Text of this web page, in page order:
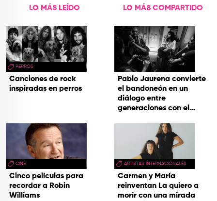
LO MÁS LEÍDO
PERROS
Canciones de rock
inspiradas en perros
CINE
Cinco películas para
recordar a Robin
Williams
LO MÁS COMPARTIDO
Pablo Jaurena convierte
el bandoneón en un
diálogo entre
generaciones con el
hecho cenizas
ARTISTAS INTERNACIONALES
Carmen y María
reinventan La quiero a
morir con una mirada